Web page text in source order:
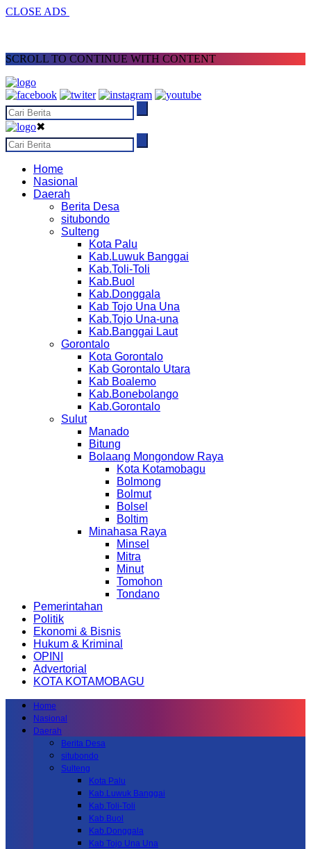
CLOSE ADS
SCROLL TO CONTINUE WITH CONTENT
✖
Home
Nasional
Daerah
Berita Desa
situbondo
Sulteng
Kota Palu
Kab.Luwuk Banggai
Kab.Toli-Toli
Kab.Buol
Kab.Donggala
Kab Tojo Una Una
Kab.Tojo Una-una
Kab.Banggai Laut
Gorontalo
Kota Gorontalo
Kab Gorontalo Utara
Kab Boalemo
Kab.Bonebolango
Kab.Gorontalo
Sulut
Manado
Bitung
Bolaang Mongondow Raya
Kota Kotamobagu
Bolmong
Bolmut
Bolsel
Boltim
Minahasa Raya
Minsel
Mitra
Minut
Tomohon
Tondano
Pemerintahan
Politik
Ekonomi & Bisnis
Hukum & Kriminal
OPINI
Advertorial
KOTA KOTAMOBAGU
Home
Nasional
Daerah
Berita Desa
situbondo
Sulteng
Kota Palu
Kab.Luwuk Banggai
Kab.Toli-Toli
Kab.Buol
Kab.Donggala
Kab Tojo Una Una